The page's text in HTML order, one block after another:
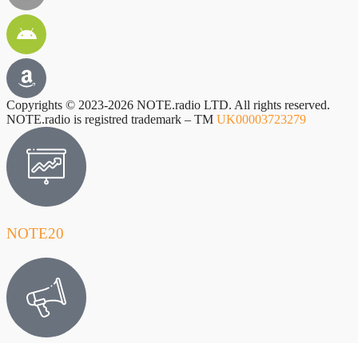
Copyrights © 2023-2026 NOTE.radio LTD. All rights reserved.
NOTE.radio is registred trademark – TM UK00003723279
NOTE20